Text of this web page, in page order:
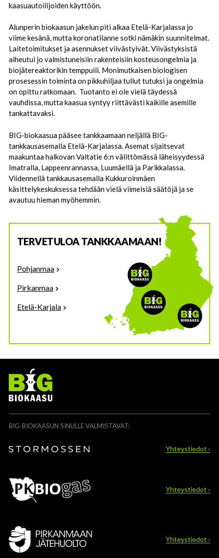
kaasuautoilijoiden käyttöön.
Alunperin biokaasun jakelun piti alkaa Etelä-Karjalassa jo
viime kesänä, mutta koronatilanne sotki nämäkin suunnitelmat.
Laitetoimitukset ja asennukset viivästyivät. Viivästyksistä
aiheutui jo valmistuneisiin rakenteisiin kosteusongelmia ja
biojätereaktorikin temppuili. Monimutkaisen biologisen
prosesessin toiminta on pikkuhiljaa tullut tutuksi ja ongelmia
on opittu ratkomaan. Tuotanto ei ole vielä täydessä
vauhdissa, mutta kaasua syntyy riittävästi kaikille asemille
tankattavaksi.
BIG-biokaasua pääsee tankkaamaan neljällä BIG-
tankkausasemalla Etelä-Karjalassa. Asemat sijaitsevat
maakuntaa halkovan Valtatie 6:n välittömässä läheisyydessä
Imatralla, Lappeenrannassa, Luumäellä ja Parikkalassa.
Viidennellä tankkausasemalla Kukkuroinmäen
käsittelykeskuksessa tehdään vielä viimeisiä säätöjä ja se
avautuu hieman myöhemmin.
TERVETULOA TANKKAAMAAN!
Pohjanmaa
Pirkanmaa
Etelä-Karjala
BIG-BIOKAASUN SINULLE VALMISTAVAT:
Yhteystiedot ›
Yhteystiedot ›
Yhteystiedot ›